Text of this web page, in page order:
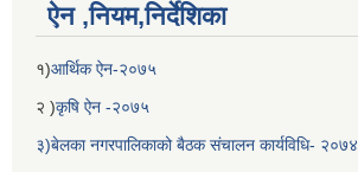
ऐन ,नियम,निर्देशिका
१)आर्थिक ऐन-२०७५
२ )कृषि ऐन -२०७५
३)बेलका नगरपालिकाको बैठक संचालन कार्यविधि- २०७४